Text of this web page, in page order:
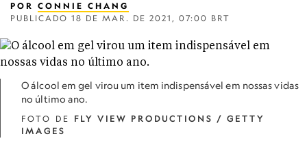
POR CONNIE CHANG
PUBLICADO 18 DE MAR. DE 2021, 07:00 BRT
O álcool em gel virou um item indispensável em nossas vidas
no último ano.
FOTO DE FLY VIEW PRODUCTIONS / GETTY
IMAGES